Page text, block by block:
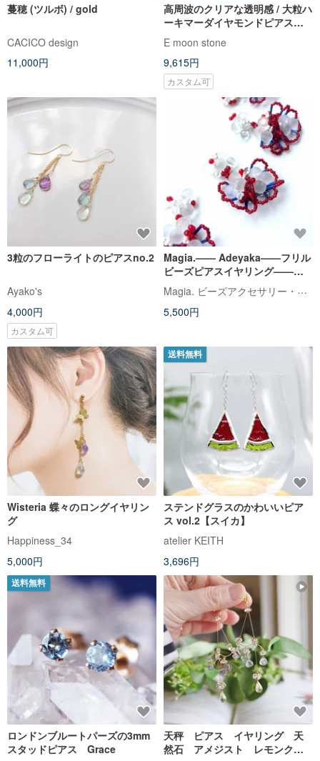
蔓穂 (ツルボ) / gold
CACICO design
11,000円
高周波のクリアな透明感 / 大粒ハ
ーキマーダイヤモンドピアス
14K
E moon stone
9,615円
カスタム可
3粒のフローライトのピアスno.2
Ayako's
4,000円
カスタム可
Magia.—— Adeyaka——フリル
ビーズピアスイヤリング——レ
ッド*ブルー no.74102
Magia. ビーズアクセサリー・かぎ針・パラコード編み師
5,500円
Wisteria 蝶々のロングイヤリン
グ
Happiness_34
5,000円
送料無料
ステンドグラスのかわいいピア
ス vol.2【スイカ】
atelier KEITH
3,696円
送料無料
ロンドンブルートパーズの3mm
スタッドピアス Grace
天秤 ピアス イヤリング 天
然石 アメジスト レモンクォ